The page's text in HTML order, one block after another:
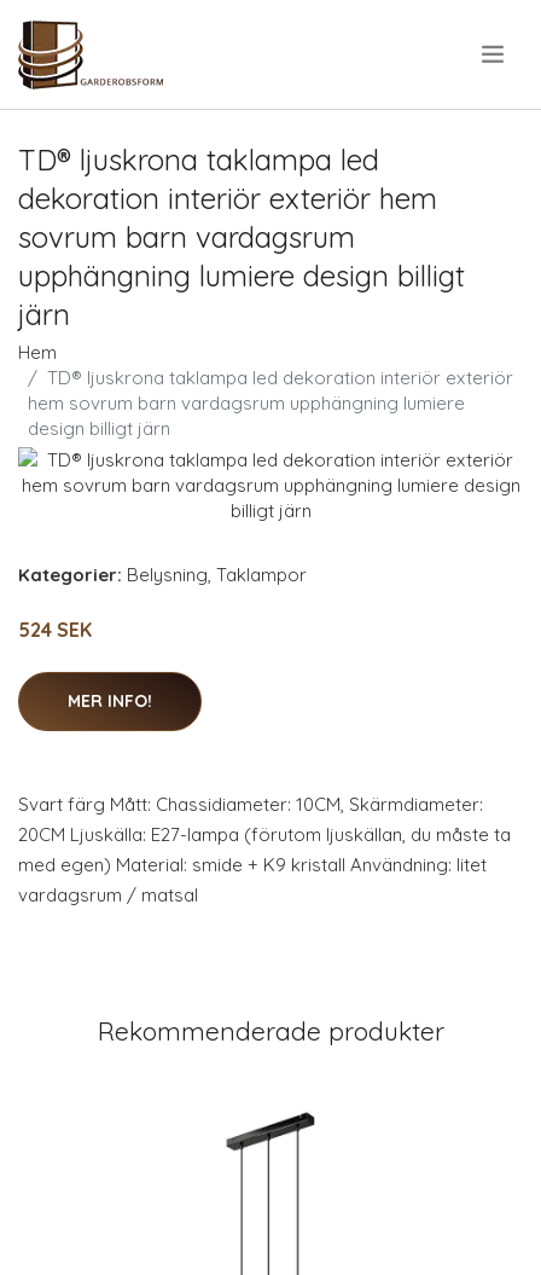
TD® ljuskrona taklampa led
dekoration interiör exteriör hem
sovrum barn vardagsrum
upphängning lumiere design billigt
järn
Hem
TD® ljuskrona taklampa led dekoration interiör exteriör
hem sovrum barn vardagsrum upphängning lumiere
design billigt järn
Kategorier: Belysning, Taklampor
524 SEK
MER INFO!
Svart färg Mått: Chassidiameter: 10CM, Skärmdiameter:
20CM Ljuskälla: E27-lampa (förutom ljuskällan, du måste ta
med egen) Material: smide + K9 kristall Användning: litet
vardagsrum / matsal
Rekommenderade produkter